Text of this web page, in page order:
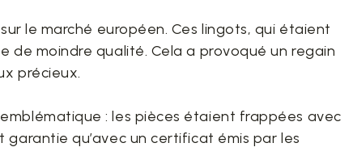
le marché européen. Ces lingots, qui étaient
moindre qualité. Cela a provoqué un regain
précieux.
: les pièces étaient frappées avec
qu’avec un certificat émis par les